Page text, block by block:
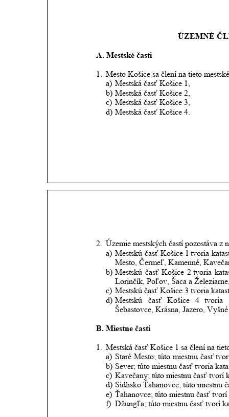
ÚZEMNÉ
A. Mestské časti
1.
Mesto Košice sa člení na tieto
a) Mestská časť Košice 1,
b) Mestská časť Košice 2,
c) Mestská časť Košice 3,
d) Mestská časť Košice 4.
2.
Územie mestských častí pozostáva z
a) Mestskú časť Košice 1 tvoria
Mesto, Čermeľ, Kamenné,
b) Mestskú časť Košice 2 tvoria
Lorinčík, Poľov, Šaca a
c) Mestskú časť Košice 3 tvoria
d) Mestskú časť Košice 4
tvoria
Šebastovce, Krásna, Jazero,
B. Miestne časti
1.
Mestská časť Košice 1 sa člení na
a) Staré Mesto; túto miestnu časť
b) Sever; túto miestnu časť tvoria
c) Kavečany; túto miestnu časť tvorí
d) Sídlisko Ťahanovce; túto miestnu
e) Ťahanovce; túto miestnu časť
f) Džungľa; túto miestnu časť tvorí